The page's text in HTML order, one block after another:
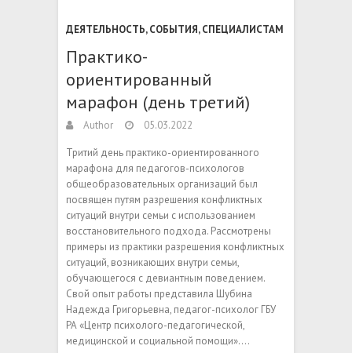
ДЕЯТЕЛЬНОСТЬ,СОБЫТИЯ,СПЕЦИАЛИСТАМ
Практико-
ориентированный
марафон (день третий)
Author 05.03.2022
Тритий день практико-ориентированного
марафона для педагогов-психологов
общеобразовательных организаций был
посвящен путям разрешения конфликтных
ситуаций внутри семьи с использованием
восстановительного подхода. Рассмотрены
примеры из практики разрешения конфликтных
ситуаций, возникающих внутри семьи,
обучающегося с девиантным поведением.
Свой опыт работы представила Шубина
Надежда Григорьевна, педагог-психолог ГБУ
РА «Центр психолого-педагогической,
медицинской и социальной помощи».…